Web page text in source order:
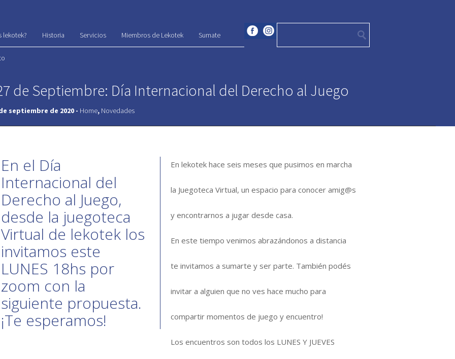
lekotek? Historia Servicios Miembros de Lekotek Sumate
de Septiembre: Día Internacional del Derecho al Juego
septiembre de 2020 - Home, Novedades
En el Día
Internacional del
Derecho al Juego,
desde la juegoteca
Virtual de lekotek los
invitamos este
LUNES 18hs por
zoom con la
siguiente propuesta.
¡Te esperamos!
En lekotek hace seis meses que pusimos en marcha
la Juegoteca Virtual, un espacio para conocer amig@s
y encontrarnos a jugar desde casa.
En este tiempo venimos abrazándonos a distancia
te invitamos a sumarte y ser parte. También podés
invitar a alguien que no ves hace mucho para
compartir momentos de juego y encuentro!
Los encuentros son todos los LUNES Y JUEVES